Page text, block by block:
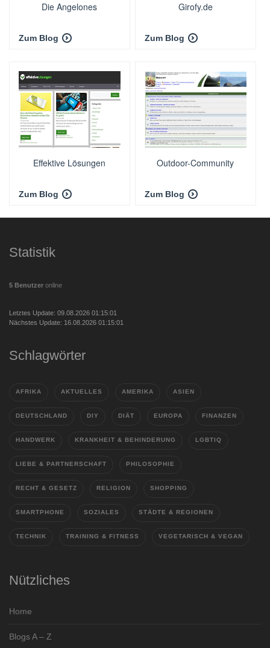
Die Angelones
Zum Blog
Girofy.de
Zum Blog
Effektive Lösungen
Zum Blog
Outdoor-Community
Zum Blog
Statistik
5 Benutzer online
Letztes Update: 09.08.2026 01:15:01
Nächstes Update: 16.08.2026 01:15:01
Schlagwörter
AFRIKA AKTUELLES AMERIKA ASIEN
DEUTSCHLAND DIY DIÄT EUROPA FINANZEN
HANDWERK KRANKHEIT & BEHINDERUNG LGBTIQ
LIEBE & PARTNERSCHAFT PHILOSOPHIE
RECHT & GESETZ RELIGION SHOPPING
SMARTPHONE SOZIALES STÄDTE & REGIONEN
TECHNIK TRAINING & FITNESS VEGETARISCH & VEGAN
Nützliches
Home
Blogs A – Z